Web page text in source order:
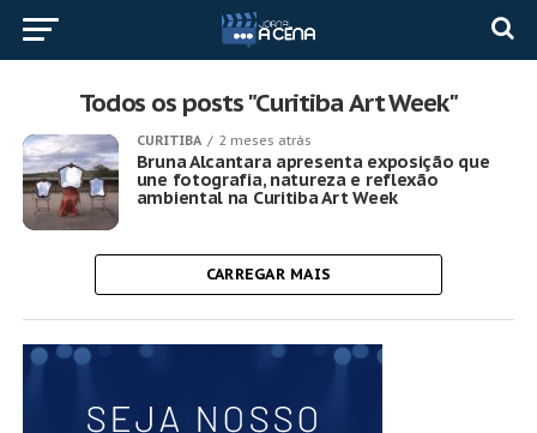
Todos os posts "Curitiba Art Week"
CURITIBA 2 meses atrás
Bruna Alcantara apresenta exposição que
une fotografia, natureza e reflexão
ambiental na Curitiba Art Week
CARREGAR MAIS